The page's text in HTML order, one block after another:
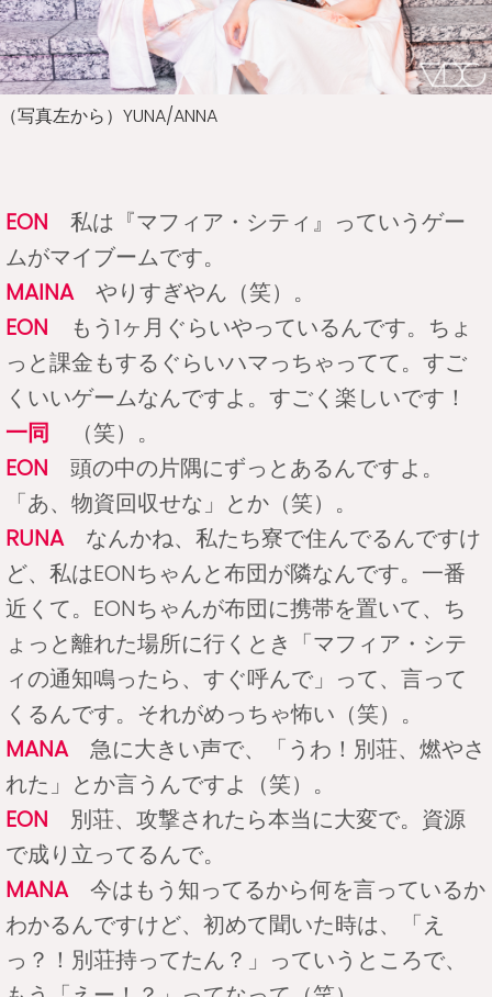
（写真左から）YUNA/ANNA
EON 私は『マフィア・シティ』っていうゲー
ムがマイブームです。
MAINAやりすぎやん（笑）。
EON もう1ヶ月ぐらいやっているんです。ちょ
っと課金もするぐらいハマっちゃってて。すご
くいいゲームなんですよ。すごく楽しいです！
一同 （笑）。
EON 頭の中の片隅にずっとあるんですよ。
「あ、物資回収せな」とか（笑）。
RUNAなんかね、私たち寮で住んでるんですけ
ど、私はEONちゃんと布団が隣なんです。一番
近くて。EONちゃんが布団に携帯を置いて、ち
ょっと離れた場所に行くとき「マフィア・シテ
ィの通知鳴ったら、すぐ呼んで」って、言って
くるんです。それがめっちゃ怖い（笑）。
MANA急に大きい声で、「うわ！別荘、燃やさ
れた」とか言うんですよ（笑）。
EON 別荘、攻撃されたら本当に大変で。資源
で成り立ってるんで。
MANA今はもう知ってるから何を言っているか
わかるんですけど、初めて聞いた時は、「え
っ？！別荘持ってたん？」っていうところで、